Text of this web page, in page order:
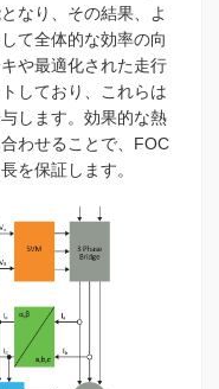
なり、その結果、よ
て全体的な効率の向
や最適化された走行
しており、これらは
します。効果的な熱
わせることで、FOC
を保証します。